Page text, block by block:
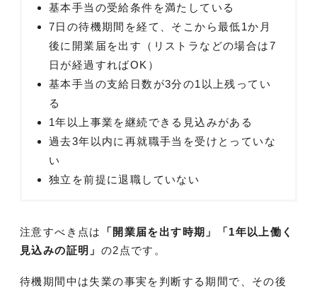
基本手当の受給条件を満たしている
7日の待機期間を経て、そこから最低1か月
後に開業届を出す（リストラなどの場合は7
日が経過すればOK）
基本手当の支給日数が3分の1以上残ってい
る
1年以上事業を継続できる見込みがある
過去3年以内に再就職手当を受けとっていな
い
独立を前提に退職していない
注意すべき点は
「開業届を出す時期」「1年以上働く
見込みの証明」 の2点です。
待機期間中は失業の事実を判断する期間で、その後